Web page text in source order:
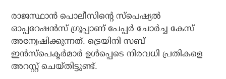
രാജസ്ഥാൻ പൊലീസിന്റെ സ്‌പെഷ്യൽ
ഓപ്പറേഷൻസ് ഗ്രൂപ്പാണ് പേപ്പർ ചോർച്ച കേസ്
അന്വേഷിക്കുന്നത്. ട്രെയിനി സബ്
ഇൻസ്‌പെക്ടർമാർ ഉൾപ്പെടെ നിരവധി പ്രതികളെ
അറസ്റ്റ് ചെയ്തിട്ടുണ്ട്.